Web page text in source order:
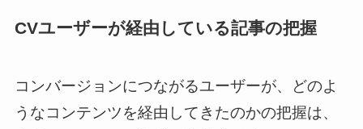
CVユーザーが経由している記事の把握
コンバージョンにつながるユーザーが、どのよ
うなコンテンツを経由してきたのかの把握は、